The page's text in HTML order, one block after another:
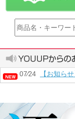
07⁄24 【お知ら